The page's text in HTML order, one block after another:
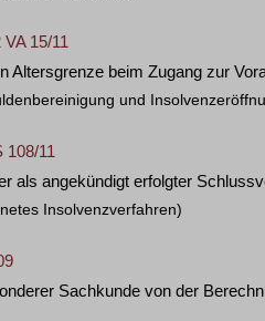
15/11
Altersgrenze beim Zugang zur
und
108/11
als angekündigt erfolgter
Insolvenzverfahren)
Sachkunde von der